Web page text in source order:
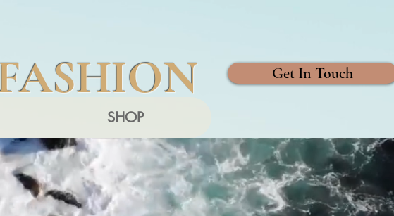
SHOP
Get In Touch